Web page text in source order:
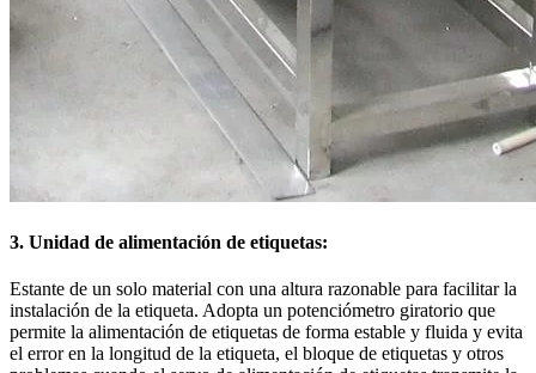
3. Unidad de alimentación de etiquetas:
Estante de un solo material con una altura razonable para facilitar la
instalación de la etiqueta. Adopta un potenciómetro giratorio que
permite la alimentación de etiquetas de forma estable y fluida y evita
el error en la longitud de la etiqueta, el bloque de etiquetas y otros